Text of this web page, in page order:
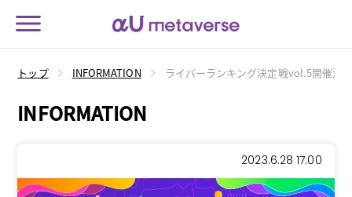
トップ INFORMATION ライバーランキング決定戦vol.5開催決
INFORMATION
2023.6.28 17:00